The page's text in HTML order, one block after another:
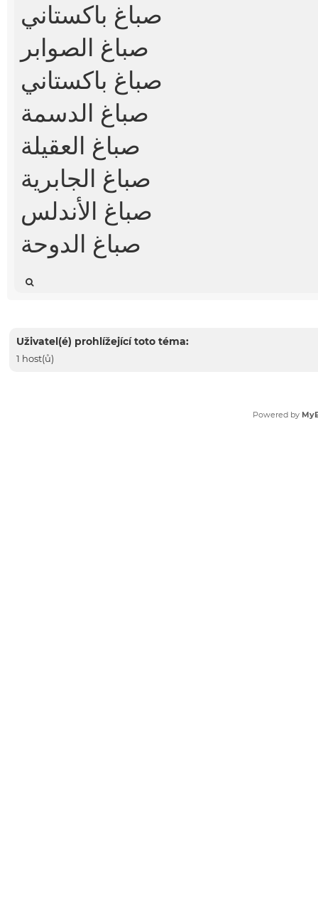
صباغ باكستاني
صباغ الصوابر
صباغ باكستاني
صباغ الدسمة
صباغ العقيلة
صباغ الجابرية
صباغ الأندلس
صباغ الدوحة
Uživatel(é) prohlížející toto téma:
1 host(ů)
Powered by